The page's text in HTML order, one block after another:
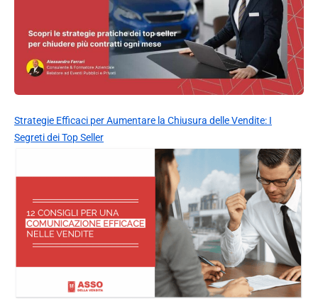
Strategie Efficaci per Aumentare la Chiusura delle Vendite: I
Segreti dei Top Seller